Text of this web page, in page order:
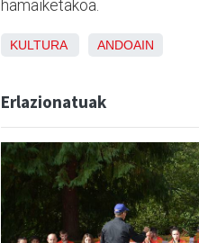
hamaiketakoa.
KULTURA ANDOAIN
Erlazionatuak